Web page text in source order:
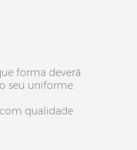
forma deverá
seu uniforme.
qualidade